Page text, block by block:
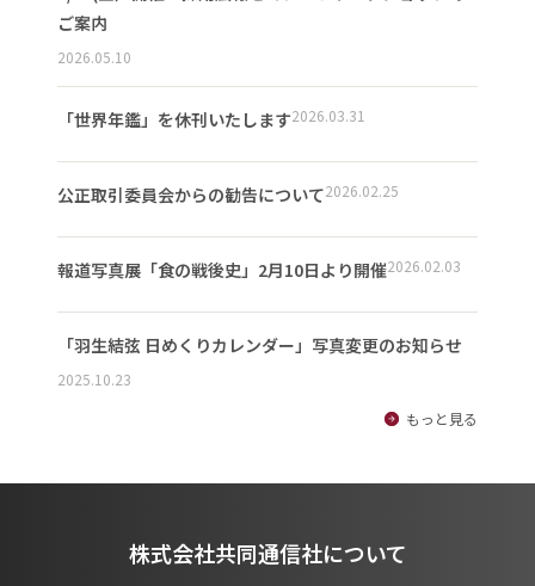
ご案内
2026.05.10
「世界年鑑」を休刊いたします2026.03.31
公正取引委員会からの勧告について2026.02.25
報道写真展「食の戦後史」2月10日より開催2026.02.03
「羽生結弦 日めくりカレンダー」写真変更のお知らせ
2025.10.23
もっと見る
株式会社共同通信社について